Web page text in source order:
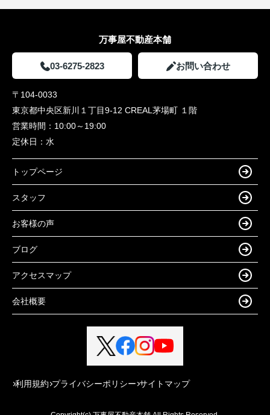
万事屋不動産本舗
03-6275-2823 お問い合わせ
〒104-0033
東京都中央区新川１丁目9-12 CREAL茅場町 １階
営業時間： 10:00～19:00
定休日： 水
トップページ
スタッフ
お客様の声
ブログ
アクセスマップ
会社概要
利用規約 プライバシーポリシー サイトマップ